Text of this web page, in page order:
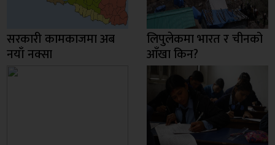
सरकारी कामकाजमा अब
नयाँ नक्सा
लिपुलेकमा भारत र चीनको
आँखा किन?